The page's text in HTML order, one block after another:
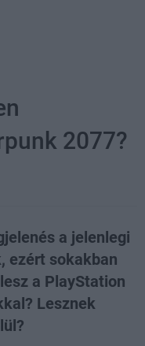
2077?
a jelenlegi
ezért sokakban
a PlayStation
Lesznek